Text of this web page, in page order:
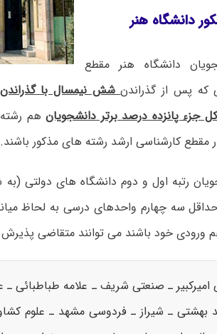
دانشگاه هنر
دانشگاه هنر مقطع
که پس از گذراندنشش نیمسال با
کلجزء پانزده درصد برتردانشجویانهم رشته
مقطع کارشناسی ارشد رشته های مذکور باشند.
رتبه اول و دوم دانشگاه های دولتی
سه چهارم واحدهای درسی به لحاظ
ورودی خود باشند می توانند متقاضی
ـ صنعتی شریف ـ علامه طباطبائی ـ
بهشتی ـ شیراز ـ فردوسی مشهد ـ علوم